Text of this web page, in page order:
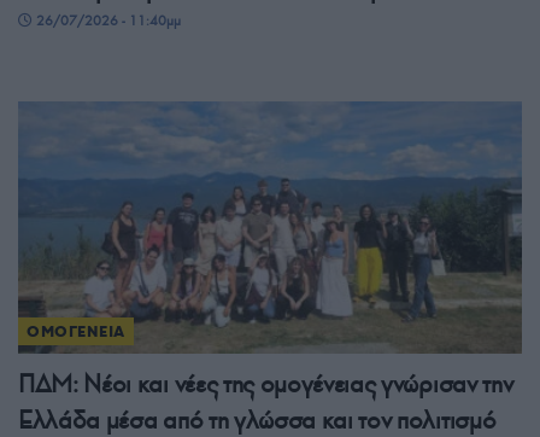
26/07/2026 - 11:40μμ
ΟΜΟΓΕΝΕΙΑ
ΠΔΜ: Νέοι και νέες της ομογένειας γνώρισαν την
Ελλάδα μέσα από τη γλώσσα και τον πολιτισμό